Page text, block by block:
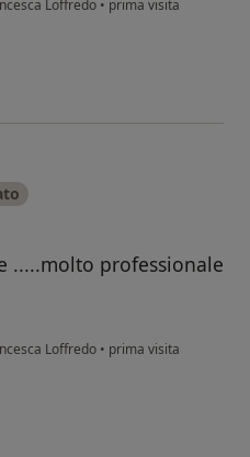
Loffredo • prima visita
Di Vaio
.....molto professionale
Loffredo • prima visita
Zimbardi